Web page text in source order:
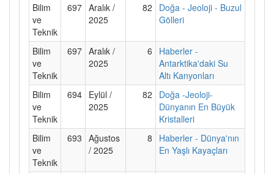
Bilim
ve
Teknik
697 Aralık /
2025
82
Doğa - Jeoloji - Buzul
Gölleri
Bilim
ve
Teknik
697 Aralık /
2025
6
Haberler -
Antarktika'daki Su
Altı Kanyonları
Bilim
ve
Teknik
694 Eylül /
2025
82
Doğa -Jeoloji-
Dünyanın En Büyük
Kristalleri
Bilim
ve
Teknik
693 Ağustos
/ 2025
8
Haberler - Dünya'nın
En Yaşlı Kayaçları